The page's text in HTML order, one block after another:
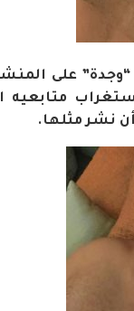
على
متابعيه
نشر مثلها.